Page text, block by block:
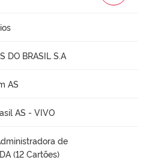
DO BRASIL S.A
AS
AS - VIVO
de
(12 Cartões)